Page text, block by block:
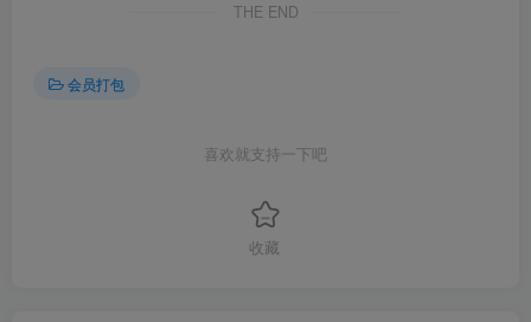
THE END
会员打包
喜欢就支持一下吧
收藏